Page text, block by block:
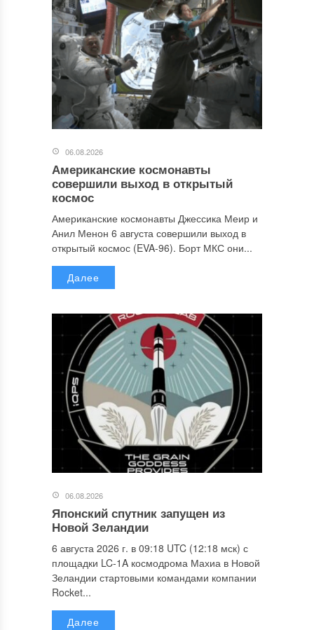
06.08.2026
Американские космонавты
совершили выход в открытый
космос
Американские космонавты Джессика Меир и
Анил Менон 6 августа совершили выход в
открытый космос (EVA-96). Борт МКС они...
Далее
06.08.2026
Японский спутник запущен из
Новой Зеландии
6 августа 2026 г. в 09:18 UTC (12:18 мск) с
площадки LC-1A космодрома Махиа в Новой
Зеландии стартовыми командами компании
Rocket...
Далее